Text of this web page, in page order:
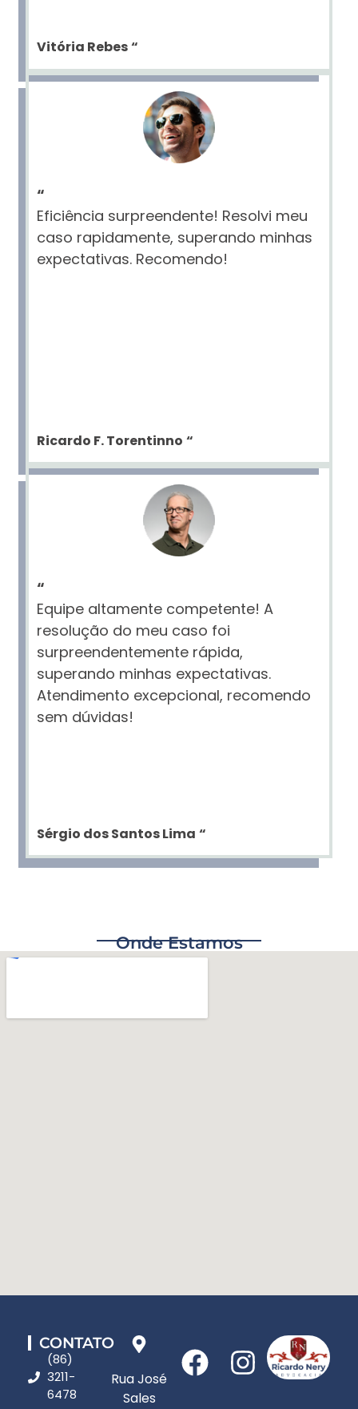
Vitória Rebes“
“
Eficiência surpreendente! Resolvi meu
caso rapidamente, superando minhas
expectativas. Recomendo!
Ricardo F. Torentinno “
“
Equipe altamente competente! A
resolução do meu caso foi
surpreendentemente rápida,
superando minhas expectativas.
Atendimento excepcional, recomendo
sem dúvidas!
Sérgio dos Santos Lima “
Onde Estamos
(86)
3211-
6478
CONTATO
Rua José
Sales